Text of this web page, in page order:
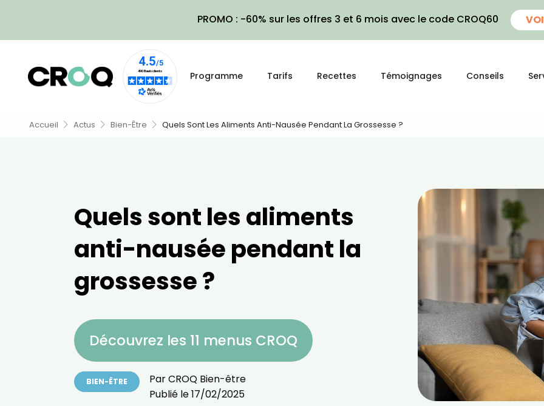
PROMO : -60% sur les offres 3 et 6 mois avec le code CROQ60
Programme Tarifs Recettes Témoignages Conseils
Accueil Actus Bien-Être Quels Sont Les Aliments Anti-Nausée Pendant La Grossesse ?
Quels sont les aliments
anti-nausée pendant la
grossesse ?
Découvrez les 11 menus CROQ
BIEN-ÊTRE ParCROQ Bien-être
Publié le17/02/2025